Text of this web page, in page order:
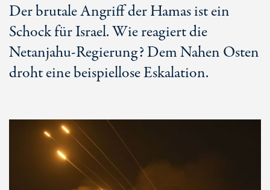
Der brutale Angriff der Hamas ist ein
Schock für Israel. Wie reagiert die
Netanjahu-Regierung? Dem Nahen Osten
droht eine beispiellose Eskalation.